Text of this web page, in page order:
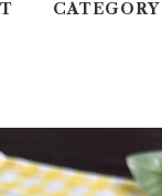
CATEGORY